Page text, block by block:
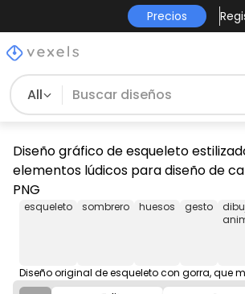
Precios
All
Diseño gráfico de esqueleto
elementos lúdicos para diseño de
PNG
esqueleto sombrero huesos gesto